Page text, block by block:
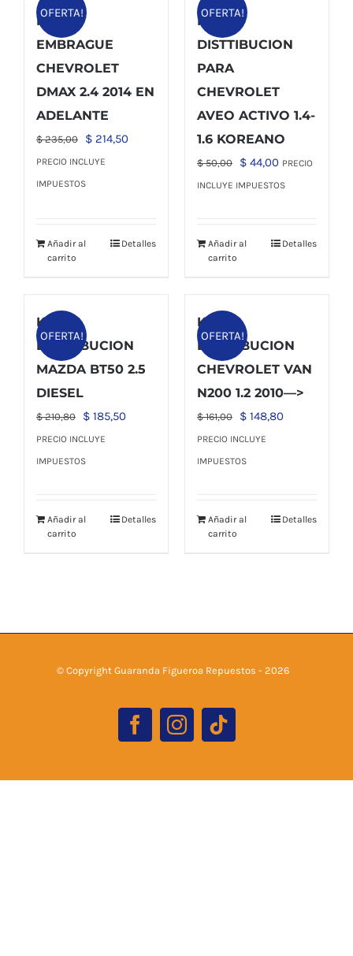
OFERTA!
KIT DE
EMBRAGUE
CHEVROLET
DMAX 2.4 2014 EN
ADELANTE
$235,00
El
precio
original
$ 214,50El
PRECIO INCLUYE
IMPUESTOS
Añadir al
carrito
Detalles
OFERTA!
KIT DE
DISTTIBUCION
PARA
CHEVROLET
AVEO ACTIVO 1.4-
1.6 KOREANO
$50,00
El
precio
$ 50,00.
$ 44,00El
precio
$ 44,00.
PRECIO
INCLUYE IMPUESTOS
Añadir al
carrito
Detalles
OFERTA!
KIT
DISTRIBUCION
MAZDA BT50 2.5
DIESEL
$210,80
El
precio
original
$ 185,50El
PRECIO INCLUYE
IMPUESTOS
Añadir al
carrito
Detalles
OFERTA!
KIT
DISTRIBUCION
CHEVROLET VAN
N200 1.2 2010—>
$161,00
El
precio
original
$ 148,80El
PRECIO INCLUYE
IMPUESTOS
Añadir al
carrito
Detalles
© Copyright Guaranda Figueroa Repuestos - 2026
Facebook
Instagram
Tiktok